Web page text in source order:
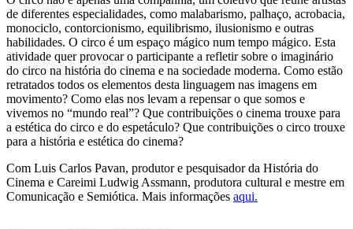
de diferentes especialidades, como malabarismo, palhaço, acrobacia,
monociclo, contorcionismo, equilibrismo, ilusionismo e outras
habilidades. O circo é um espaço mágico num tempo mágico. Esta
atividade quer provocar o participante a refletir sobre o imaginário
do circo na história do cinema e na sociedade moderna. Como estão
retratados todos os elementos desta linguagem nas imagens em
movimento? Como elas nos levam a repensar o que somos e
vivemos no “mundo real”? Que contribuições o cinema trouxe para
a estética do circo e do espetáculo? Que contribuições o circo trouxe
para a história e estética do cinema?
Com Luis Carlos Pavan, produtor e pesquisador da História do
Cinema e Careimi Ludwig Assmann, produtora cultural e mestre em
Comunicação e Semiótica. Mais informações aqui.